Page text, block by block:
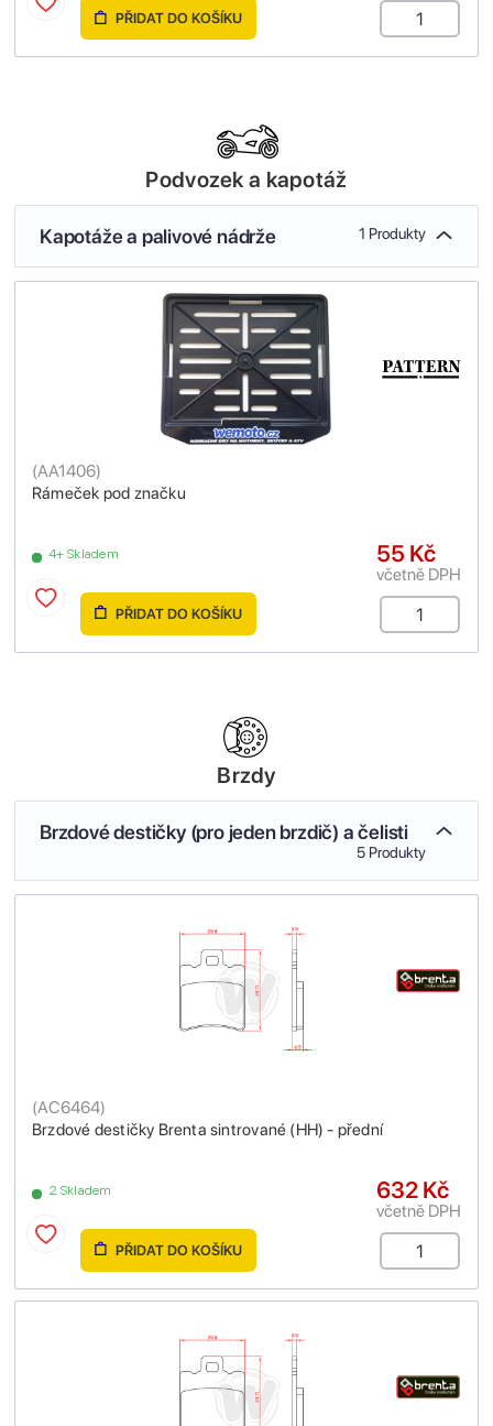
PŘIDAT DO KOŠÍKU
Podvozek a kapotáž
Kapotáže a palivové nádrže 1 Produkty
Rámeček pod značku
(AA1406)
4+ Skladem 55 Kč
včetně DPH
PŘIDAT DO KOŠÍKU
Brzdy
Brzdové destičky (pro jeden brzdič) a čelisti
5 Produkty
Brzdové destičky Brenta sintrované (HH) - přední
(AC6464)
2 Skladem 632 Kč
včetně DPH
PŘIDAT DO KOŠÍKU